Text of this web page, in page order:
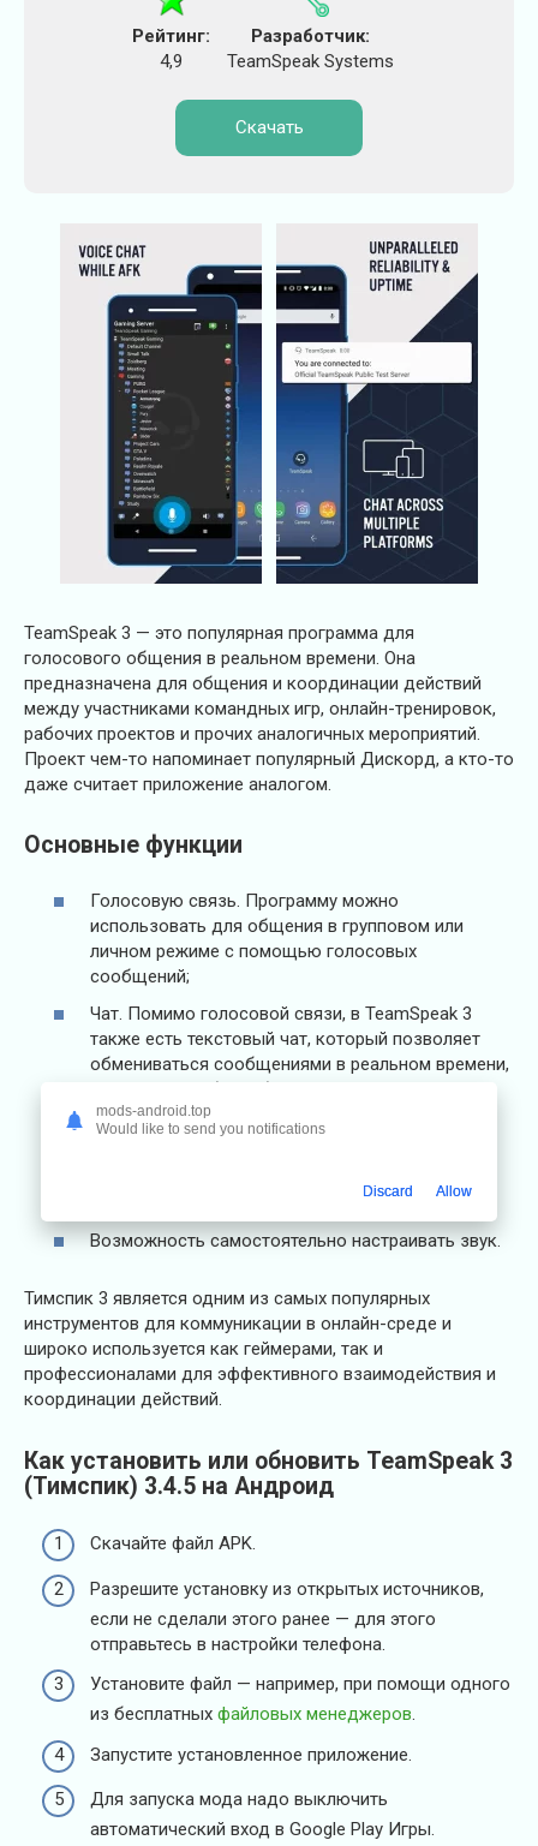
Рейтинг:
4,9
Разработчик:
TeamSpeak Systems
Скачать
TeamSpeak 3 — это популярная программа для
голосового общения в реальном времени. Она
предназначена для общения и координации действий
между участниками командных игр, онлайн-тренировок,
рабочих проектов и прочих аналогичных мероприятий.
Проект чем-то напоминает популярный Дискорд, а кто-то
даже считает приложение аналогом.
Основные функции
Голосовую связь. Программу можно
использовать для общения в групповом или
личном режиме с помощью голосовых
сообщений;
Чат. Помимо голосовой связи, в TeamSpeak 3
также есть текстовый чат, который позволяет
обмениваться сообщениями в реальном времени,
что очень удобно и бесплатно;
Каналы. Вы можете самостоятельно создавать
Возможность самостоятельно настраивать звук.
Тимспик 3 является одним из самых популярных
инструментов для коммуникации в онлайн-среде и
широко используется как геймерами, так и
профессионалами для эффективного взаимодействия и
координации действий.
Как установить или обновить TeamSpeak 3
(Тимспик) 3.4.5 на Андроид
Скачайте файл APK.
Разрешите установку из открытых источников,
если не сделали этого ранее — для этого
отправьтесь в настройки телефона.
Установите файл — например, при помощи одного
из бесплатных файловых менеджеров.
Запустите установленное приложение.
Для запуска мода надо выключить
автоматический вход в Google Play Игры.
mods-android.top
Would like to send you notifications
Discard Allow